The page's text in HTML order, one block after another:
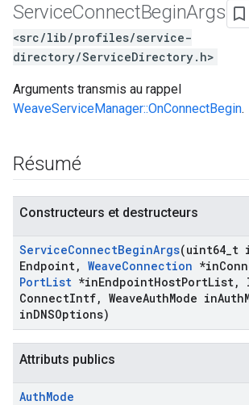
ServiceConnectBeginArgs
<src/lib/profiles/service-
directory/ServiceDirectory.h>
Arguments transmis au rappel
WeaveServiceManager::OnConnectBegin.
Résumé
Constructeurs et destructeurs
ServiceConnectBeginArgs(uint64 t
Endpoint, WeaveConnection *in
PortList *inEndpointHostPortList,
ConnectIntf, WeaveAuthMode inAuth
inDNSOptions)
Attributs publics
AuthMode